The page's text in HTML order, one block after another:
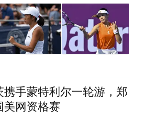
手蒙特利尔一轮游，郑
美网资格赛